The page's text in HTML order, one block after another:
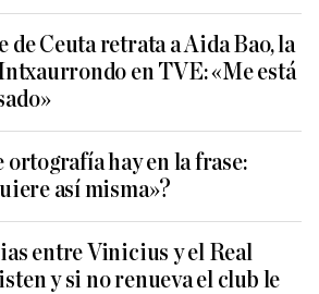
de Ceuta retrata a Aida Bao, la
en TVE: «Me está
ortografía hay en la frase:
así misma»?
entre Vinicius y el Real
y si no renueva el club le